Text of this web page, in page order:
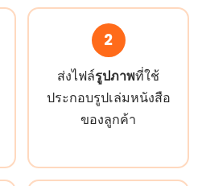
2
ส่งไฟล์รูปภาพที่ใช้
ประกอบรูปเล่มหนังสือ
ของลูกค้า